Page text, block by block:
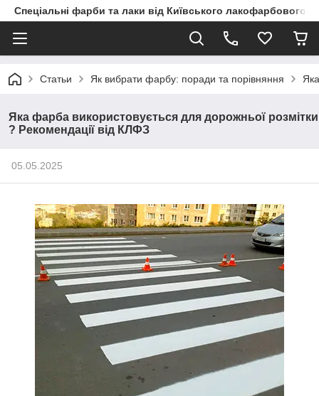
Спеціальні фарби та лаки від Київського
Статьи Як вибрати фарбу: поради та порівняння
Яка фарба використовується для дорожньої розмітки
? Рекомендації від КЛФЗ
05.05.2025